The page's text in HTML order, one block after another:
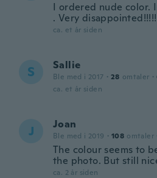
I ordered nude color.
. Very
ca. et år siden
S Sallie
Ble med i 2017 · 28 omtaler ·
ca. et år siden
J Joan
Ble med i 2019 · 108 omtaler
The colour seems to
the photo. But still
ca. 2 år siden